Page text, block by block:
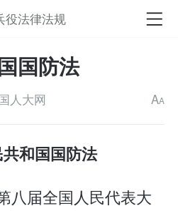
役法律法规
国防法
人大网 AA
和国国防法
八届全国人民代表大